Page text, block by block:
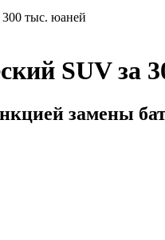
тыс. юаней
SUV за
замены